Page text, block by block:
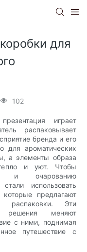
для
102
играет
распаковывает
бренда и его
для ароматических
а элементы образа
и уют. Чтобы
и очарованию
использовать
предлагают
Эти
решения меняют
с ними, поднимая
путешествие с